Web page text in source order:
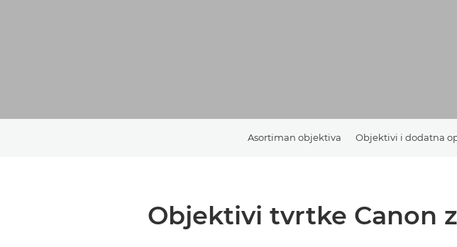
Asortiman objektiva Objektivi i dodatna
Objektivi tvrtke Canon